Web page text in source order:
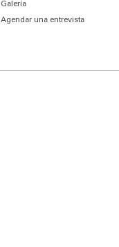
Galería
Agendar una entrevista